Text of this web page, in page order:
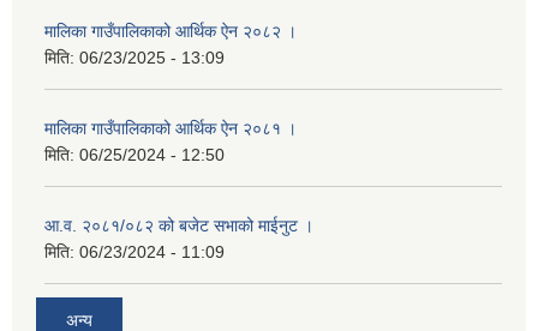
मालिका गाउँपालिकाको आर्थिक ऐन २०८२ ।
मिति: 06/23/2025 - 13:09
मालिका गाउँपालिकाको आर्थिक ऐन २०८१ ।
मिति: 06/25/2024 - 12:50
आ.व. २०८१/०८२ को बजेट सभाको माईनुट ।
मिति: 06/23/2024 - 11:09
अन्य